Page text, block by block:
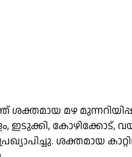
മഴ
ഇടുക്കി, കോഴിക്കോട്,
ശക്തമായ